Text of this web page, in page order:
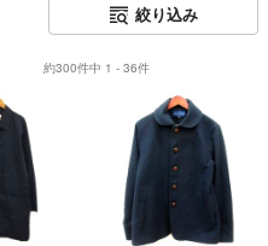
絞り込み
約300件中 1 - 36件